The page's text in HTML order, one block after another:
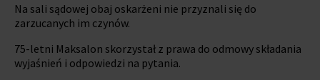
Na sali sądowej obaj oskarżeni nie przyznali się do
zarzucanych im czynów.
75-letni Maksalon skorzystał z prawa do odmowy składania
wyjaśnień i odpowiedzi na pytania.